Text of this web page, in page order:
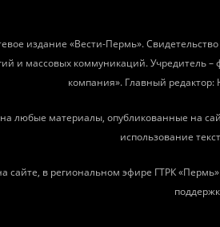
издание «Вести-Пермь».
и массовых коммуникаций. Учредитель –
компания». Главный
любые материалы, опубликованные на
использование
сайте, в региональном эфире ГТРК